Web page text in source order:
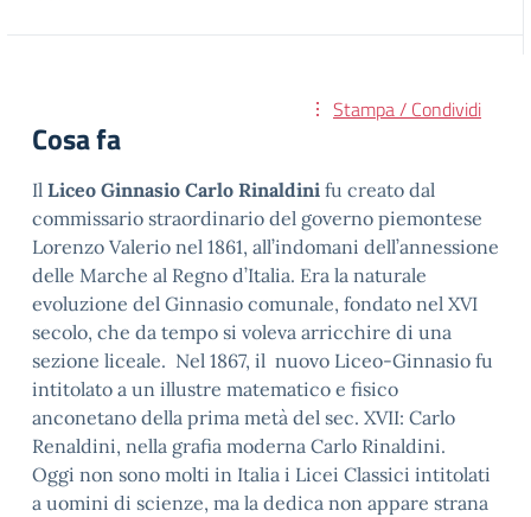
Stampa / Condividi
Cosa fa
Il Liceo Ginnasio Carlo Rinaldini fu creato dal
commissario straordinario del governo piemontese
Lorenzo Valerio nel 1861, all’indomani dell’annessione
delle Marche al Regno d’Italia. Era la naturale
evoluzione del Ginnasio comunale, fondato nel XVI
secolo, che da tempo si voleva arricchire di una
sezione liceale. Nel 1867, il nuovo Liceo-Ginnasio fu
intitolato a un illustre matematico e fisico
anconetano della prima metà del sec. XVII: Carlo
Renaldini, nella grafia moderna Carlo Rinaldini.
Oggi non sono molti in Italia i Licei Classici intitolati
a uomini di scienze, ma la dedica non appare strana